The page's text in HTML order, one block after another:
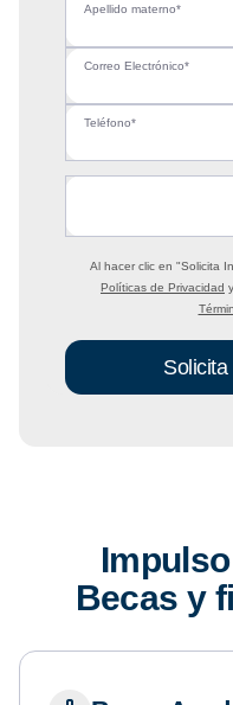
Apellido materno*
Correo Electrónico*
Teléfono*
Al hacer clic en "Solicita
Políticas de Privacidad
Becas y